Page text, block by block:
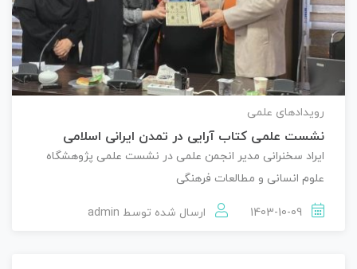
رویدادهای علمی
نشست علمی کتاب آرایی در تمدن ایرانی اسلامی
ایراد سخنرانی مدیر انجمن علمی در نشست علمی پژوهشگاه
علوم انسانی و مطالعات فرهنگی
ارسال شده توسط admin